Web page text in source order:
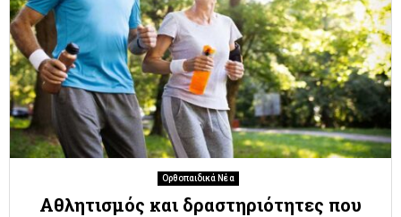
Ορθοπαιδικά Νέα
Αθλητισμός και δραστηριότητες που